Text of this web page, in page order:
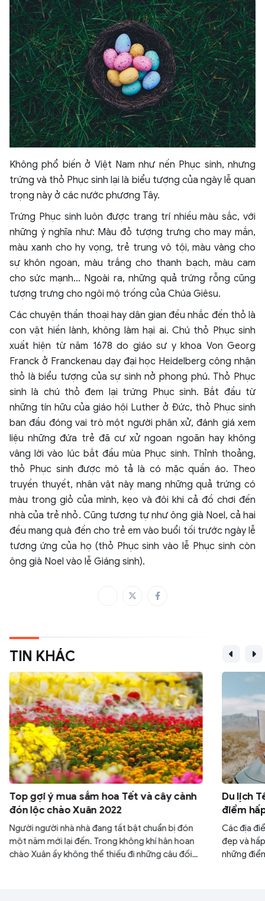
Không phổ biến ở Việt Nam như nến Phục sinh, nhưng
trứng và thỏ Phục sinh lại là biểu tượng của ngày lễ quan
trọng này ở các nước phương Tây.
Trứng Phục sinh luôn được trang trí nhiều màu sắc, với
những ý nghĩa như: Màu đỏ tượng trưng cho may mắn,
màu xanh cho hy vọng, trẻ trung vô tội, màu vàng cho
sự khôn ngoan, màu trắng cho thanh bạch, màu cam
cho sức mạnh… Ngoài ra, những quả trứng rỗng cũng
tượng trưng cho ngôi mộ trống của Chúa Giêsu.
Các chuyện thần thoại hay dân gian đều nhắc đến thỏ là
con vật hiền lành, không làm hại ai. Chú thỏ Phục sinh
xuất hiện từ năm 1678 do giáo sư y khoa Von Georg
Franck ở Franckenau dạy đại học Heidelberg công nhận
thỏ là biểu tượng của sự sinh nở phong phú. Thỏ Phục
sinh là chú thỏ đem lại trứng Phục sinh. Bắt đầu từ
những tín hữu của giáo hội Luther ở Đức, thỏ Phục sinh
ban đầu đóng vai trò một người phân xử, đánh giá xem
liệu những đứa trẻ đã cư xử ngoan ngoãn hay không
vâng lời vào lúc bắt đầu mùa Phục sinh. Thỉnh thoảng,
thỏ Phục sinh được mô tả là có mặc quần áo. Theo
truyền thuyết, nhân vật này mang những quả trứng có
màu trong giỏ của mình, kẹo và đôi khi cả đồ chơi đến
nhà của trẻ nhỏ. Cũng tương tự như ông già Noel, cả hai
đều mang quà đến cho trẻ em vào buổi tối trước ngày lễ
tương ứng của họ (thỏ Phục sinh vào lễ Phục sinh còn
ông già Noel vào lễ Giáng sinh).
TIN KHÁC
Top gợi ý mua sắm hoa Tết và cây cảnh
đón lộc chào Xuân 2022
Người người nhà nhà đang tất bật chuẩn bị đón
một năm mới lại đến. Trong không khí hân hoan
chào Xuân ấy không thể thiếu đi những câu đối
Du lịch
điểm
Các địa
đẹp và
những